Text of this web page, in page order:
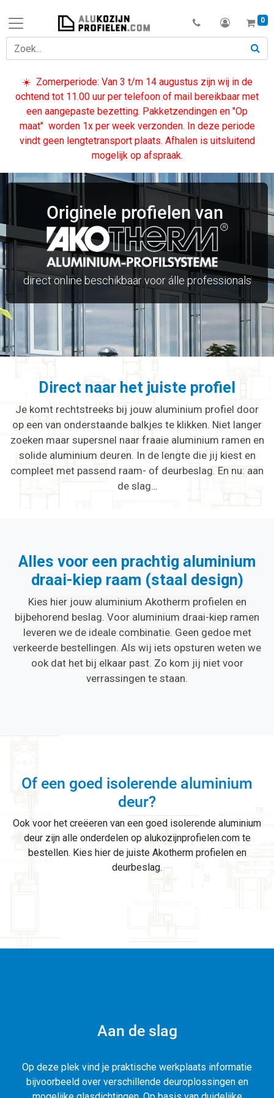
0
☀️ Zomerperiode: Van 3 t/m 14 augustus zijn wij in de
ochtend tot 11.00 uur per telefoon of mail bereikbaar met
een aangepaste bezetting. Pakketzendingen en "Op
maat" worden 1x per week verzonden. In dez​e periode
vindt geen lengtetransport plaats. Afhalen is uitsluitend
mogelijk op afspraak.
Originele profielen van
direct online beschikbaar voor álle professionals
Direct naar het juiste profiel
Je komt rechtstreeks bij jouw aluminium profiel door
op een van onderstaande balkjes te klikken. Niet langer
zoeken maar supersnel naar fraaie aluminium ramen en
solide aluminium deuren. In de lengte die jij kiest en
compleet met passend raam- of deurbeslag. En nu: aan
de slag...
Alles voor een prachtig aluminium
draai-kiep raam (staal design)
Kies hier jouw aluminium Akotherm profielen en
bijbehorend beslag. Voor aluminium draai-kiep ramen
leveren we de ideale combinatie. Geen gedoe met
verkeerde bestellingen. Als wij iets opsturen weten we
ook dat het bij elkaar past. Zo kom jij niet voor
verrassingen te staan.
Of een goed isolerende aluminium
deur?
Ook voor het creëeren van een goed isolerende aluminium
deur zijn alle onderdelen op alukozijnprofielen.com te
bestellen. Kies hier de juiste Akotherm profielen en
deurbeslag.
Aan de slag
Op deze plek vind je praktische werkplaats informatie
bijvoorbeeld over verschillende deuroplossingen en